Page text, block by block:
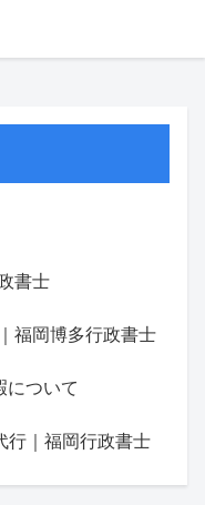
書士
福岡博多行政書士
ついて
行｜福岡行政書士